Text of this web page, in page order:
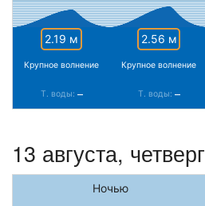
2.19 м 2.56 м
Крупное волнение Крупное волнение
Т. воды: – Т. воды: –
13 августа, четверг
Ночью